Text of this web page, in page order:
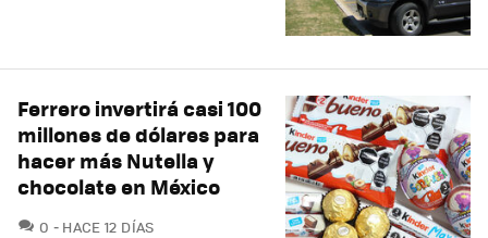
Ferrero invertirá casi 100
millones de dólares para
hacer más Nutella y
chocolate en México
0 COMENTARIOS
HACE 12 DÍAS